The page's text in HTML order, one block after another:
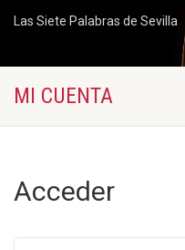
Las Siete Palabras de Sevilla
MI CUENTA
Acceder